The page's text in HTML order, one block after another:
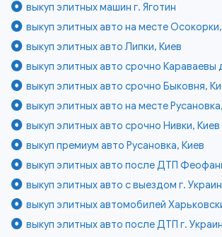
выкуп элитных машин г. Яготин
выкуп элитных авто на месте
выкуп элитных авто Липки, Киев
выкуп элитных авто срочно Караваевы
выкуп элитных авто срочно Быковня,
выкуп элитных авто на месте
выкуп элитных авто срочно Нивки, Киев
выкуп премиум авто Русановка, Киев
выкуп элитных авто после ДТП
выкуп элитных авто с выездом г.
выкуп элитных автомобилей
выкуп элитных авто после ДТП г.